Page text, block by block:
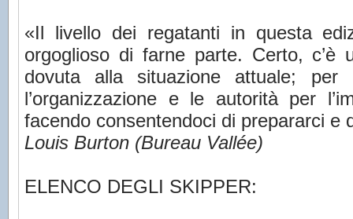
«Il livello dei regatanti in questa
orgoglioso di farne parte. Certo, c’è
dovuta alla situazione attuale; per
l’organizzazione e le autorità per
facendo consentendoci di prepararci e
Louis Burton (Bureau Vallée)
ELENCO DEGLI SKIPPER: